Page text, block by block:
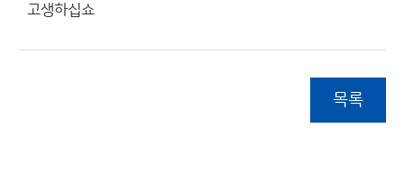
고생하십쇼
목록